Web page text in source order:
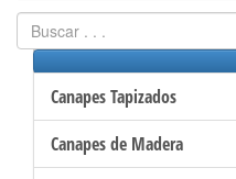
Canapes Tapizados
Canapes de Madera